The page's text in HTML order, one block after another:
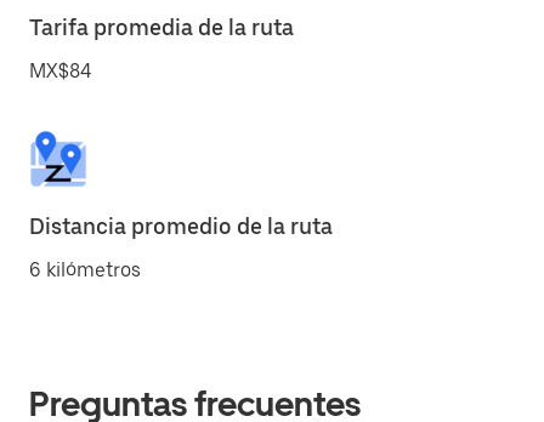
Tarifa promedia de la ruta
MX$84
Distancia promedio de la ruta
6 kilómetros
Preguntas frecuentes